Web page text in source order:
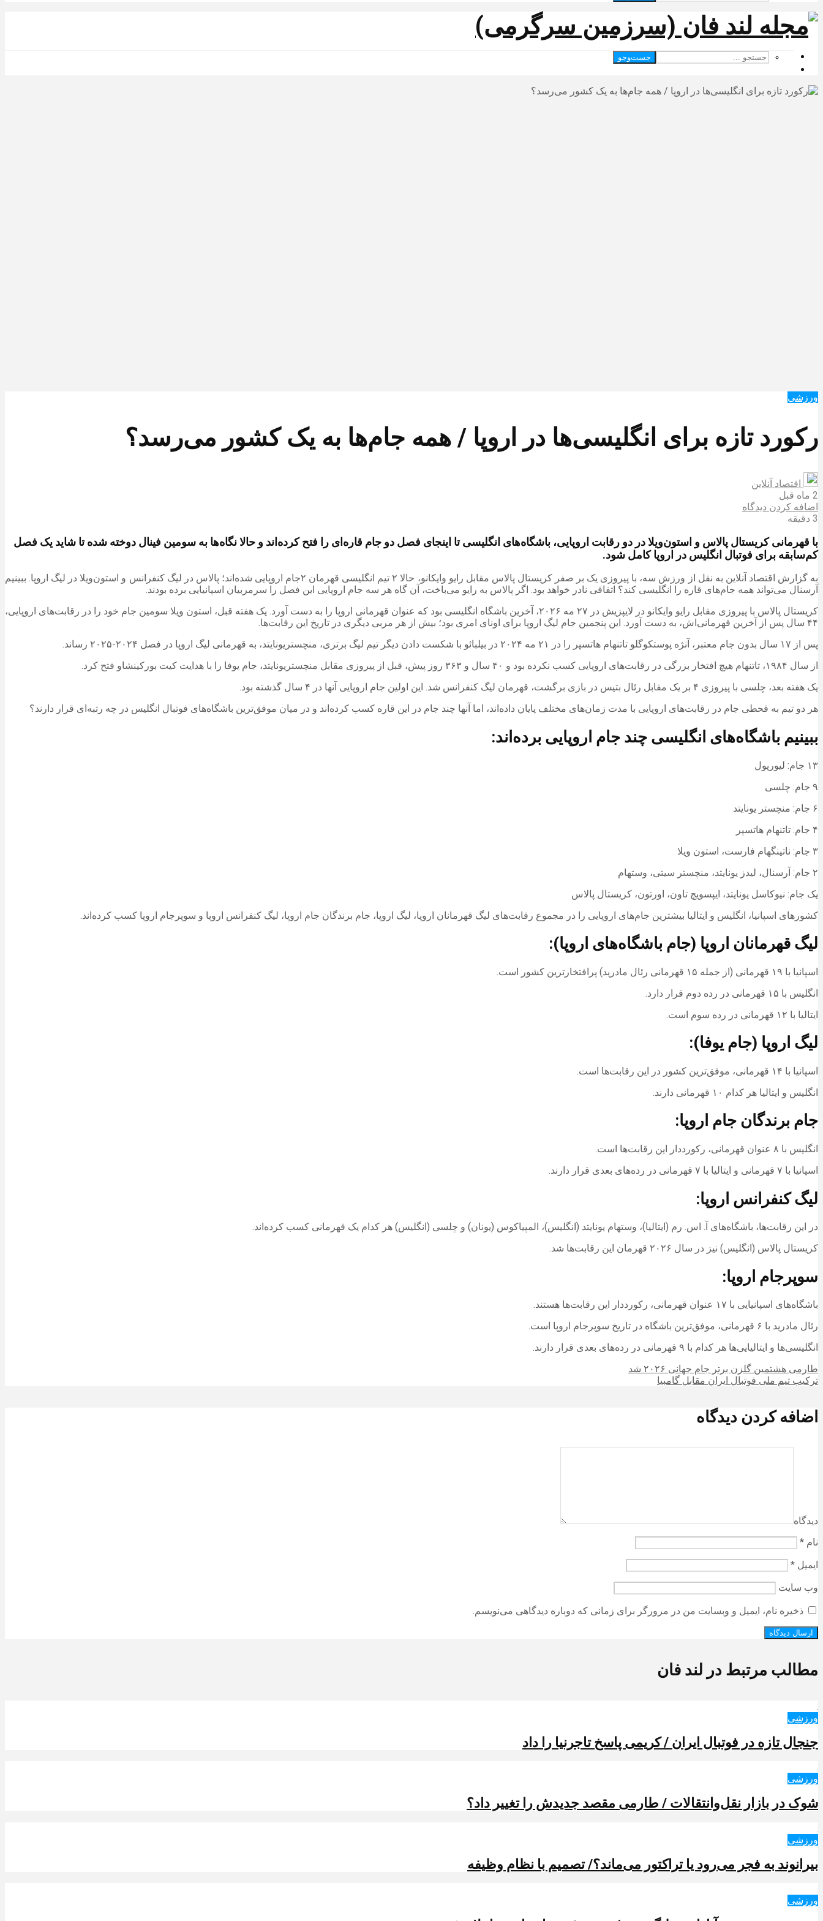
جست‌وجو
ورزشی
رکورد تازه برای انگلیسی‌ها در اروپا / همه جام‌ها به یک کشور می‌رسد؟
اقتصاد آنلاین
2 ماه قبل
اضافه کردن دیدگاه
3 دقیقه
با قهرمانی کریستال پالاس و استون‌ویلا در دو رقابت اروپایی، باشگاه‌های انگلیسی تا اینجای فصل دو جام قاره‌ای را فتح کرده‌اند و حالا نگاه‌ها به سومین فینال دوخته شده تا شاید یک فصل
کم‌سابقه برای فوتبال انگلیس در اروپا کامل شود.
به گزارش اقتصاد آنلاین به نقل از ورزش سه، با پیروزی یک بر صفر کریستال پالاس مقابل رایو وایکانو، حالا ۲ تیم انگلیسی قهرمان ۲جام اروپایی شده‌اند؛ پالاس در لیگ کنفرانس و استون‌ویلا در لیگ اروپا. ببینیم
آرسنال می‌تواند همه جام‌های قاره را انگلیسی کند؟ اتفاقی نادر خواهد بود. اگر پالاس به رایو می‌باخت، آن گاه هر سه جام اروپایی این فصل را سرمربیان اسپانیایی برده بودند.
کریستال پالاس با پیروزی مقابل رایو وایکانو در لایپزیش در ۲۷ مه ۲۰۲۶، آخرین باشگاه انگلیسی بود که عنوان قهرمانی اروپا را به دست آورد. یک هفته قبل، استون ویلا سومین جام خود را در رقابت‌های اروپایی،
۴۴ سال پس از آخرین قهرمانی‌اش، به دست آورد. این پنجمین جام لیگ اروپا برای اونای امری بود؛ بیش از هر مربی دیگری در تاریخ این رقابت‌ها.
پس از ۱۷ سال بدون جام معتبر، آنژه پوستکوگلو تاتنهام هاتسپر را در ۲۱ مه ۲۰۲۴ در بیلبائو با شکست دادن دیگر تیم لیگ برتری، منچستریونایتد، به قهرمانی لیگ اروپا در فصل ۲۰۲۴-۲۰۲۵ رساند.
از سال ۱۹۸۴، تاتنهام هیچ افتخار بزرگی در رقابت‌های اروپایی کسب نکرده بود و ۴۰ سال و ۳۶۳ روز پیش، قبل از پیروزی مقابل منچستریونایتد، جام یوفا را با هدایت کیت بورکینشاو فتح کرد.
یک هفته بعد، چلسی با پیروزی ۴ بر یک مقابل رئال بتیس در بازی برگشت، قهرمان لیگ کنفرانس شد. این اولین جام اروپایی آنها در ۴ سال گذشته بود.
هر دو تیم به قحطی جام در رقابت‌های اروپایی با مدت زمان‌های مختلف پایان داده‌اند، اما آنها چند جام در این قاره کسب کرده‌اند و در میان موفق‌ترین باشگاه‌های فوتبال انگلیس در چه رتبه‌ای قرار دارند؟
ببینیم باشگاه‌های انگلیسی چند جام اروپایی برده‌اند:
۱۳ جام: لیورپول
۹ جام: چلسی
۶ جام: منچستر یونایتد
۴ جام: تاتنهام هاتسپر
۳ جام: ناتینگهام فارست، استون ویلا
۲ جام: آرسنال، لیدز یونایتد، منچستر سیتی، وستهام
یک جام: نیوکاسل یونایتد، ایپسویچ تاون، اورتون، کریستال پالاس
کشور‌های اسپانیا، انگلیس و ایتالیا بیشترین جام‌های اروپایی را در مجموع رقابت‌های لیگ قهرمانان اروپا، لیگ اروپا، جام برندگان جام اروپا، لیگ کنفرانس اروپا و سوپرجام اروپا کسب کرده‌اند.
لیگ قهرمانان اروپا (جام باشگاه‌های اروپا):
اسپانیا با ۱۹ قهرمانی (از جمله ۱۵ قهرمانی رئال مادرید) پرافتخارترین کشور است.
انگلیس با ۱۵ قهرمانی در رده دوم قرار دارد.
ایتالیا با ۱۲ قهرمانی در رده سوم است.
لیگ اروپا (جام یوفا):
اسپانیا با ۱۴ قهرمانی، موفق‌ترین کشور در این رقابت‌ها است.
انگلیس و ایتالیا هر کدام ۱۰ قهرمانی دارند.
جام برندگان جام اروپا:
انگلیس با ۸ عنوان قهرمانی، رکورددار این رقابت‌ها است.
اسپانیا با ۷ قهرمانی و ایتالیا با ۷ قهرمانی در رده‌های بعدی قرار دارند.
لیگ کنفرانس اروپا:
در این رقابت‌ها، باشگاه‌های آ. اس. رم (ایتالیا)، وستهام یونایتد (انگلیس)، المپیاکوس (یونان) و چلسی (انگلیس) هر کدام یک قهرمانی کسب کرده‌اند.
کریستال پالاس (انگلیس) نیز در سال ۲۰۲۶ قهرمان این رقابت‌ها شد.
سوپرجام اروپا:
باشگاه‌های اسپانیایی با ۱۷ عنوان قهرمانی، رکورددار این رقابت‌ها هستند.
رئال مادرید با ۶ قهرمانی، موفق‌ترین باشگاه در تاریخ سوپرجام اروپا است.
انگلیسی‌ها و ایتالیایی‌ها هر کدام با ۹ قهرمانی در رده‌های بعدی قرار دارند.
طارمی هشتمین گلزن برتر جام جهانی ۲۰۲۶ شد
ترکیب تیم ملی فوتبال ایران مقابل گامبیا
اضافه کردن دیدگاه
دیدگاه
نام *
ایمیل *
وب‌ سایت
ذخیره نام، ایمیل و وبسایت من در مرورگر برای زمانی که دوباره دیدگاهی می‌نویسم.
مطالب مرتبط در لند فان
ورزشی
جنجال تازه در فوتبال ایران / کریمی پاسخ تاجرنیا را داد
ورزشی
شوک در بازار نقل‌وانتقالات / طارمی مقصد جدیدش را تغییر داد؟
ورزشی
بیرانوند به فجر می‌رود یا تراکتور می‌ماند؟/ تصمیم با نظام وظیفه
ورزشی